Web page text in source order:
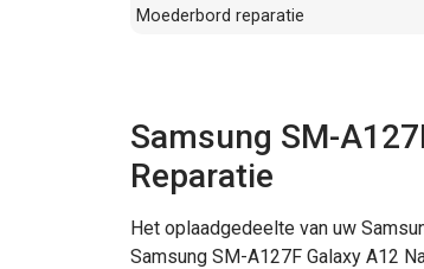
Moederbord reparatie
Samsung SM-
Reparatie
Het oplaadgedeelte van uw
Samsung SM-A127F Galaxy A12